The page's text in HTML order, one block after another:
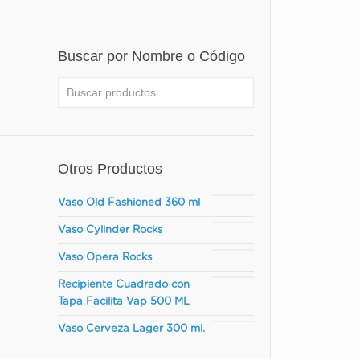
Buscar por Nombre o Código
Otros Productos
Vaso Old Fashioned 360 ml
Vaso Cylinder Rocks
Vaso Opera Rocks
Recipiente Cuadrado con
Tapa Facilita Vap 500 ML
Vaso Cerveza Lager 300 ml.